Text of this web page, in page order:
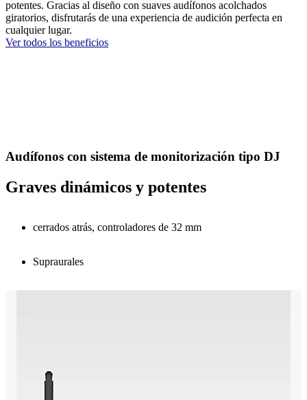
potentes. Gracias al diseño con suaves audífonos acolchados
giratorios, disfrutarás de una experiencia de audición perfecta en
cualquier lugar.
Ver todos los beneficios
Audífonos con sistema de monitorización tipo DJ
Graves dinámicos y potentes
cerrados atrás, controladores de 32 mm
Supraurales